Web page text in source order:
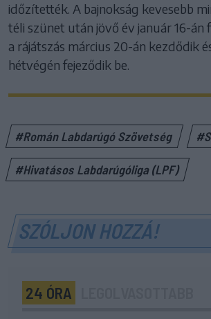
időzítették. A bajnokság kevesebb
téli szünet után jövő év január 16-
a rájátszás március 20-án kezdődik
hétvégén fejeződik be.
#Román Labdarúgó Szövetség
#Hivatásos Labdarúgóliga (LPF)
SZÓLJON HOZZÁ!
24 ÓRA